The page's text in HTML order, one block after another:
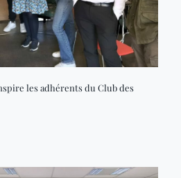
les adhérents du Club des